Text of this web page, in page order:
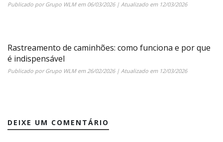
Publicado porGrupo WLMem 06/03/2026| Atualizado em 12/03/2026
Rastreamento de caminhões: como funciona e por que
é indispensável
Publicado porGrupo WLMem26/02/2026| Atualizado em 12/03/2026
DEIXE UM COMENTÁRIO